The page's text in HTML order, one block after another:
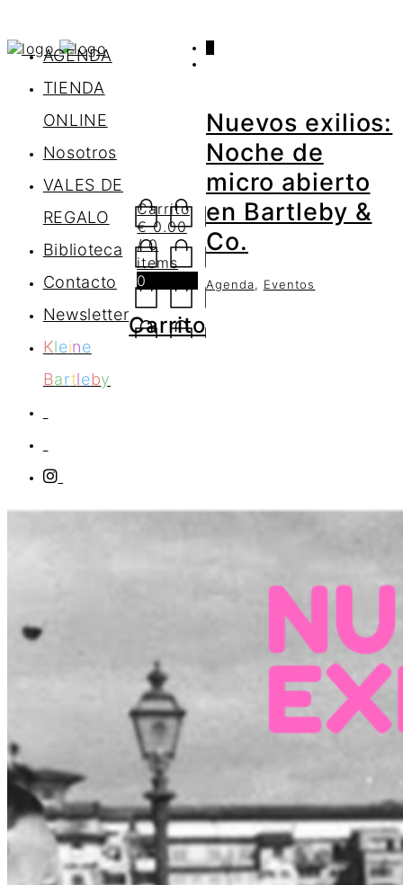
AGENDA
TIENDA
ONLINE
Nosotros
VALES DE
REGALO
Biblioteca
Contacto
Newsletter
Kleine
Bartleby
Carrito
€0.00
/ 0
items
0
Carrito
Nuevos exilios:
Noche de
micro abierto
en Bartleby &
Co.
Agenda, Eventos